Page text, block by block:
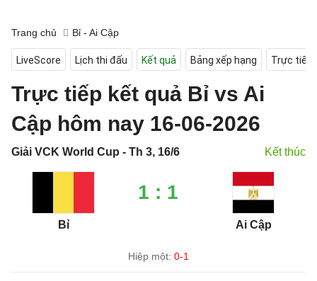
Trang chủ Bỉ - Ai Cập
LiveScore Lịch thi đấu Kết quả Bảng xếp hạng Trực tiếp
Trực tiếp kết quả Bỉ vs Ai
Cập hôm nay 16-06-2026
Giải VCK World Cup - Th 3, 16/6 Kết thúc
Bỉ
1 : 1
Ai Cập
Hiệp một: 0-1